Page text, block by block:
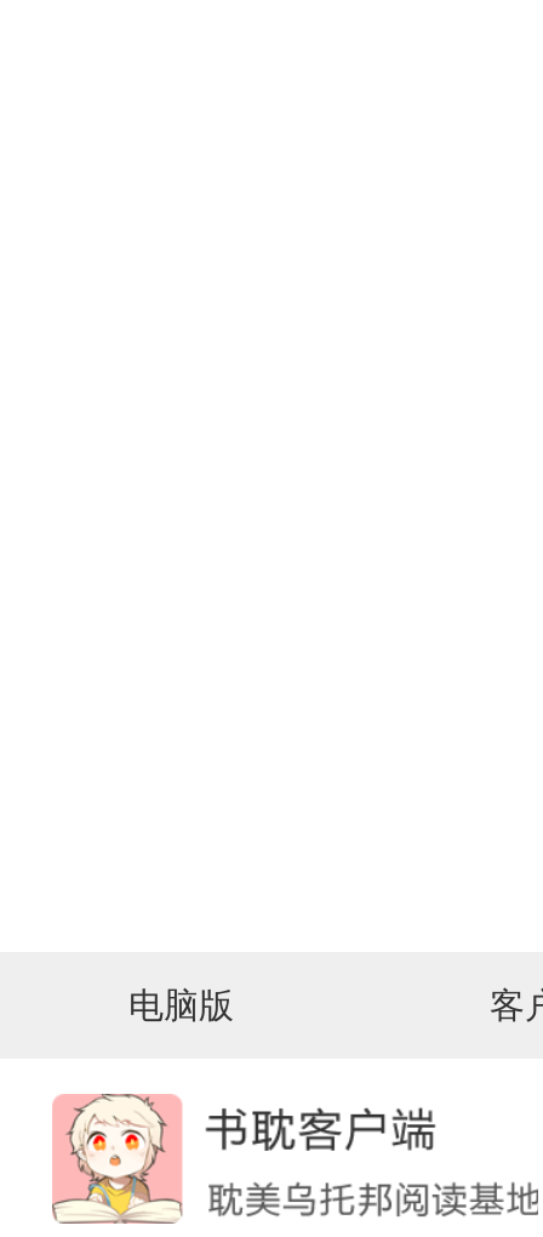
电脑版 客